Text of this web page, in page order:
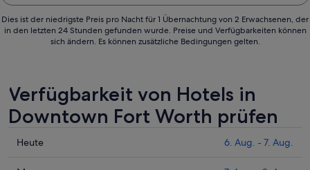
Dies ist der niedrigste Preis pro Nacht für 1 Übernachtung von 2 Erwachsenen, der
in den letzten 24 Stunden gefunden wurde. Preise und Verfügbarkeiten können
sich ändern. Es können zusätzliche Bedingungen gelten.
Verfügbarkeit von Hotels in
Downtown Fort Worth prüfen
Prüfe
Heute 6. Aug. - 7. Aug.